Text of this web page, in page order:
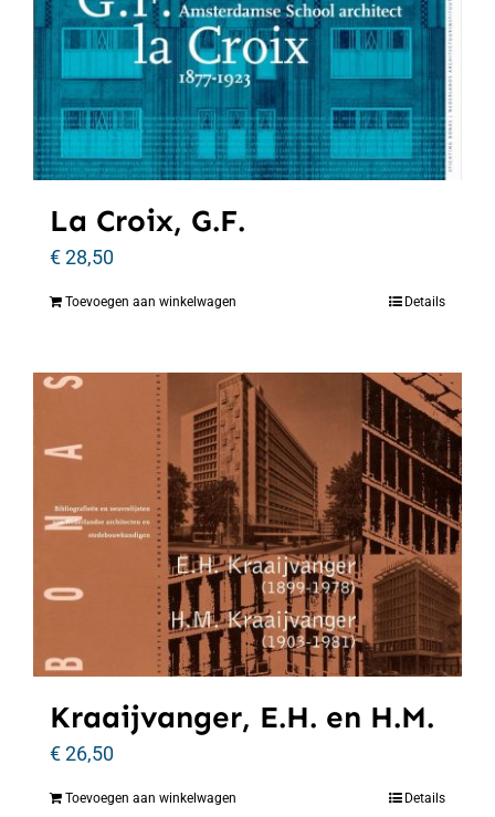
La Croix, G.F.
€28,50
Toevoegen aan winkelwagen Details
Kraaijvanger, E.H. en H.M.
€26,50
Toevoegen aan winkelwagen Details